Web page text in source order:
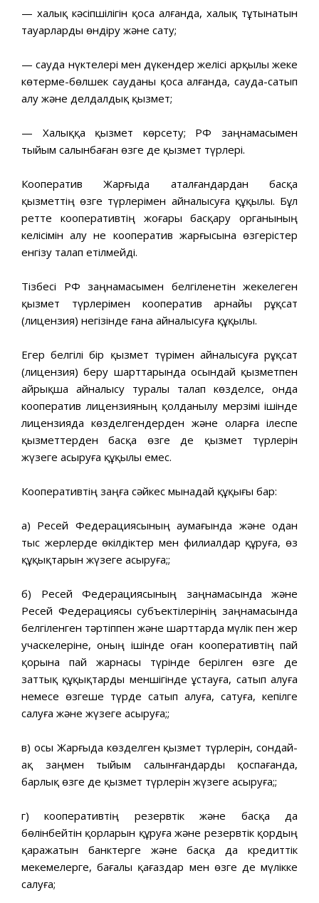
— халық кәсіпшілігін қоса алғанда, халық тұтынатын
тауарларды өндіру және сату;
— сауда нүктелері мен дүкендер желісі арқылы жеке
көтерме-бөлшек сауданы қоса алғанда, сауда-сатып
алу және делдалдық қызмет;
— Халыққа қызмет көрсету; РФ заңнамасымен
тыйым салынбаған өзге де қызмет түрлері.
Кооператив Жарғыда аталғандардан басқа
қызметтің өзге түрлерімен айналысуға құқылы. Бұл
ретте кооперативтің жоғары басқару органының
келісімін алу не кооператив жарғысына өзгерістер
енгізу талап етілмейді.
Тізбесі РФ заңнамасымен белгіленетін жекелеген
қызмет түрлерімен кооператив арнайы рұқсат
(лицензия) негізінде ғана айналысуға құқылы.
Егер белгілі бір қызмет түрімен айналысуға рұқсат
(лицензия) беру шарттарында осындай қызметпен
айрықша айналысу туралы талап көзделсе, онда
кооператив лицензияның қолданылу мерзімі ішінде
лицензияда көзделгендерден және оларға ілеспе
қызметтерден басқа өзге де қызмет түрлерін
жүзеге асыруға құқылы емес.
Кооперативтің заңға сәйкес мынадай құқығы бар:
а) Ресей Федерациясының аумағында және одан
тыс жерлерде өкілдіктер мен филиалдар құруға, өз
құқықтарын жүзеге асыруға;;
б) Ресей Федерациясының заңнамасында және
Ресей Федерациясы субъектілерінің заңнамасында
белгіленген тәртіппен және шарттарда мүлік пен жер
учаскелеріне, оның ішінде оған кооперативтің пай
қорына пай жарнасы түрінде берілген өзге де
заттық құқықтарды меншігінде ұстауға, сатып алуға
немесе өзгеше түрде сатып алуға, сатуға, кепілге
салуға және жүзеге асыруға;;
в) осы Жарғыда көзделген қызмет түрлерін, сондай-
ақ заңмен тыйым салынғандарды қоспағанда,
барлық өзге де қызмет түрлерін жүзеге асыруға;;
г) кооперативтің резервтік және басқа да
бөлінбейтін қорларын құруға және резервтік қордың
қаражатын банктерге және басқа да кредиттік
мекемелерге, бағалы қағаздар мен өзге де мүлікке
салуға;